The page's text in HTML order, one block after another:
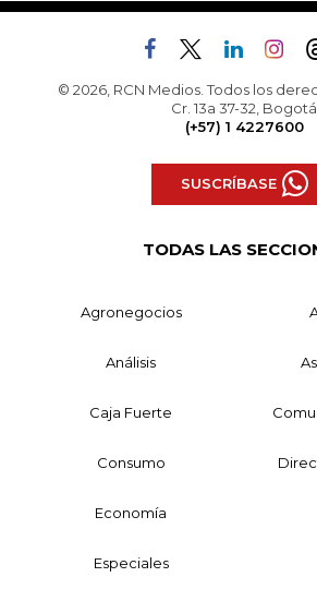
© 2026, RCN Medios. Todos los
Cr. 13a 37-32, Bogotá
(+57) 1 4227600
SUSCRÍBASE
TODAS LAS
Agronegocios
Análisis
Caja Fuerte
Consumo
Economía
Especiales